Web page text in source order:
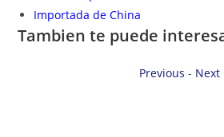
Importada de China
Tambien te puede
Previous - Next